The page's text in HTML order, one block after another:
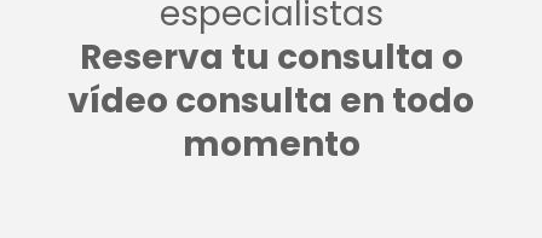
especialistas
Reserva tu consulta o
vídeo consulta en todo
momento